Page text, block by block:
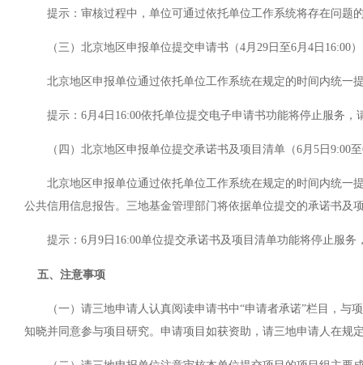
提示：审核过程中，单位可通过依托单位工作系统将存在问题
（三）北京地区申报单位提交申请书（4月29日至6月4日16:00）
北京地区申报单位通过依托单位工作系统在规定的时间内统一
提示：6月4日16:00依托单位提交电子申请书功能将停止服务，
（四）北京地区申报单位提交承诺书及项目清单（6月5日9:00至
北京地区申报单位通过依托单位工作系统在规定的时间内统一
公共信用信息报告。三地基金管理部门将依据单位提交的承诺书及
提示：6月9日16:00单位提交承诺书及项目清单功能将停止服务
五、注意事项
（一）请三地申请人认真阅读申请书中“申请者承诺”栏目，与
知晓并同意参与项目研究。申请项目如获资助，请三地申请人在